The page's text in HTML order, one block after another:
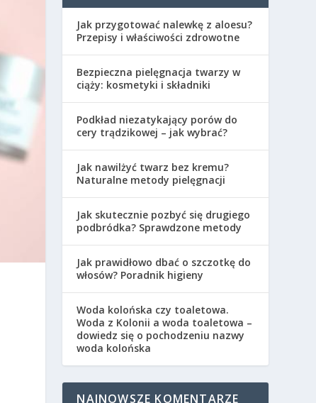
Jak przygotować nalewkę z aloesu?
Przepisy i właściwości zdrowotne
Bezpieczna pielęgnacja twarzy w
ciąży: kosmetyki i składniki
Podkład niezatykający porów do
cery trądzikowej – jak wybrać?
Jak nawilżyć twarz bez kremu?
Naturalne metody pielęgnacji
Jak skutecznie pozbyć się drugiego
podbródka? Sprawdzone metody
Jak prawidłowo dbać o szczotkę do
włosów? Poradnik higieny
Woda kolońska czy toaletowa.
Woda z Kolonii a woda toaletowa –
dowiedz się o pochodzeniu nazwy
woda kolońska
NAJNOWSZE KOMENTARZE